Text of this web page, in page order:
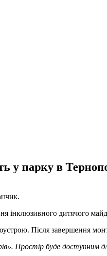
у парку в
інклюзивного дитячого
Після завершення
Простір буде доступним